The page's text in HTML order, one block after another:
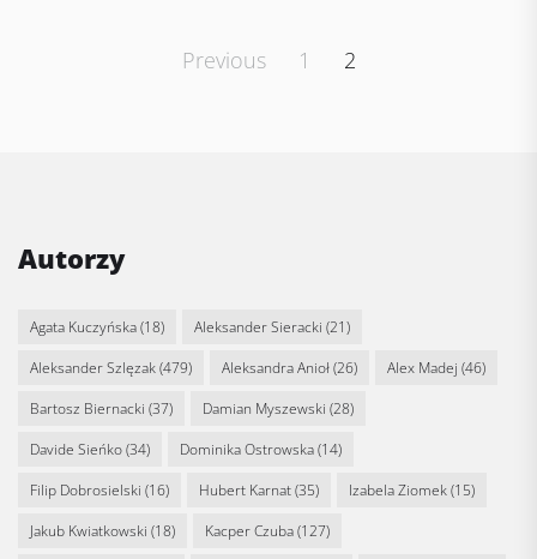
Previous 1 2
Autorzy
Agata Kuczyńska(18) Aleksander Sieracki (21)
Aleksander Szlęzak(479) Aleksandra Anioł(26) Alex Madej (46)
Bartosz Biernacki (37) Damian Myszewski (28)
Davide Sieńko(34) Dominika Ostrowska(14)
Filip Dobrosielski (16) Hubert Karnat(35) Izabela Ziomek(15)
Jakub Kwiatkowski (18) Kacper Czuba(127)